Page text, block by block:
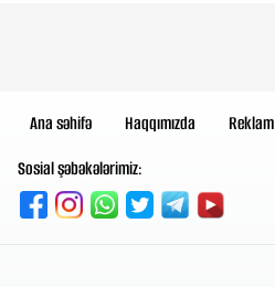
Ana səhifə Haqqımızda Reklam
Sosial şəbəkələrimiz: